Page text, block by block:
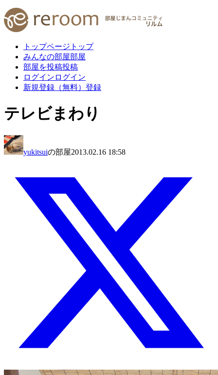
トップページ トップ
みんなの部屋部屋
部屋を投稿投稿
ログイン ログイン
新規登録（無料） 登録
テレビまわり
yukitsuiの部屋2013.02.16 18:58